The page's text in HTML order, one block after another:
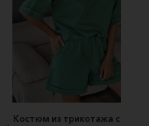
Костюм из трикотажа с